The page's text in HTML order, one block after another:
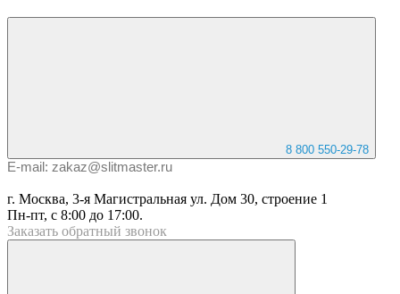
8 800 550-29-78
E-mail: zakaz@slitmaster.ru
г. Москва, 3-я Магистральная ул. Дом 30, строение 1
Пн-пт, с 8:00 до 17:00.
Заказать обратный звонок